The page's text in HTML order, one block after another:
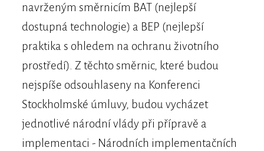
navrženým směrnicím BAT (nejlepší
dostupná technologie) a BEP (nejlepší
praktika s ohledem na ochranu životního
prostředí). Z těchto směrnic, které budou
nejspíše odsouhlaseny na Konferenci
Stockholmské úmluvy, budou vycházet
jednotlivé národní vlády při přípravě a
implementaci - Národních implementačních